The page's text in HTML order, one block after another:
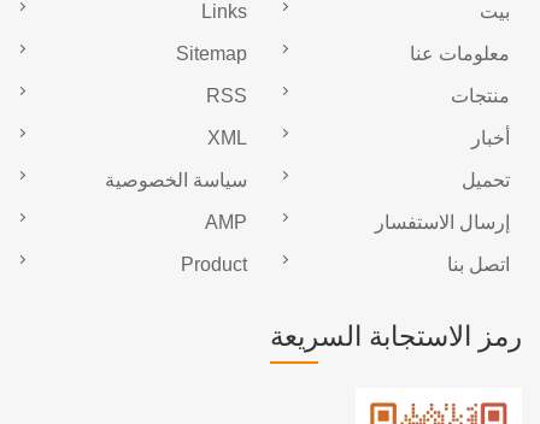
بيت
معلومات عنا
منتجات
أخبار
تحميل
إرسال الاستفسار
اتصل بنا
Links
Sitemap
RSS
XML
سياسة الخصوصية
AMP
Product
رمز الاستجابة السريعة